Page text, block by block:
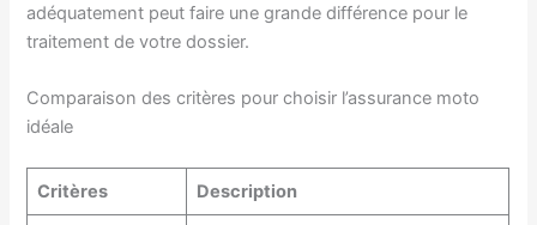
adéquatement peut faire une grande différence pour le
traitement de votre dossier.
Comparaison des critères pour choisir l’assurance moto
idéale
Critères Description